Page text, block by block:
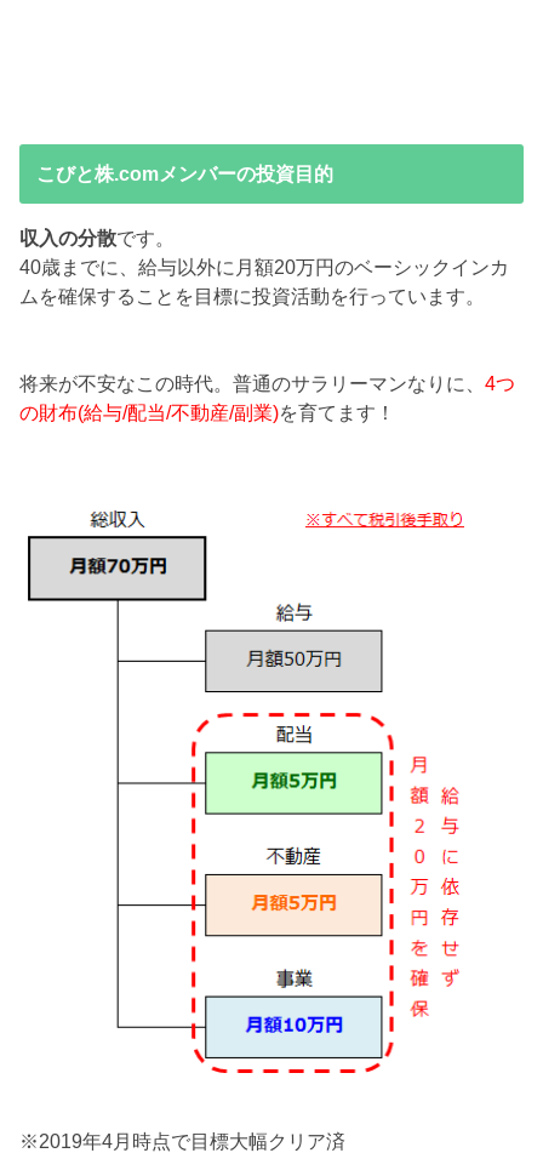
こびと株.comメンバーの投資目的
収入の分散です。
40歳までに、給与以外に月額20万円のベーシックインカ
ムを確保することを目標に投資活動を行っています。
将来が不安なこの時代。普通のサラリーマンなりに、4つ
の財布(給与/配当/不動産/副業)を育てます！
※2019年4月時点で目標大幅クリア済